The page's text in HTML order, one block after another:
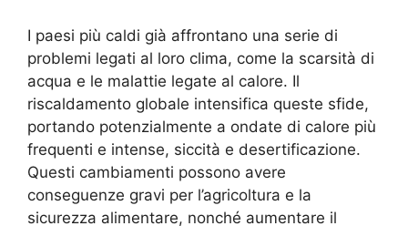
I paesi più caldi già affrontano una serie di
problemi legati al loro clima, come la scarsità di
acqua e le malattie legate al calore. Il
riscaldamento globale intensifica queste sfide,
portando potenzialmente a ondate di calore più
frequenti e intense, siccità e desertificazione.
Questi cambiamenti possono avere
conseguenze gravi per l’agricoltura e la
sicurezza alimentare, nonché aumentare il